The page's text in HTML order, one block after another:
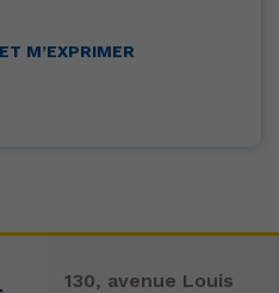
M’EXPRIMER
130, avenue Louis